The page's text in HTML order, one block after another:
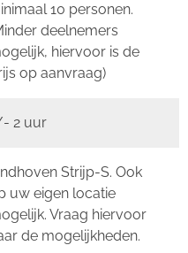
10 personen.
deelnemers
hiervoor is de
op aanvraag)
2 uur
Strijp-S. Ook
uw eigen locatie
Vraag hiervoor
de mogelijkheden.